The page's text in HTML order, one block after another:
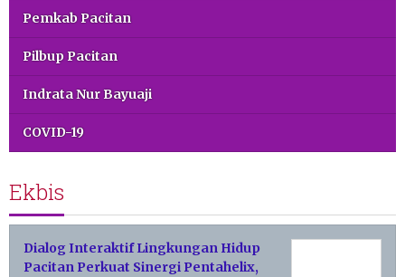
Pemkab Pacitan
Pilbup Pacitan
Indrata Nur Bayuaji
COVID-19
Ekbis
Dialog Interaktif Lingkungan Hidup
Pacitan Perkuat Sinergi Pentahelix,